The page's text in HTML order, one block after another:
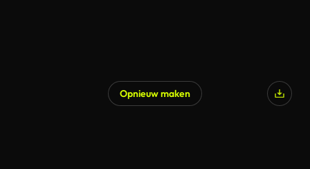
Opnieuw maken